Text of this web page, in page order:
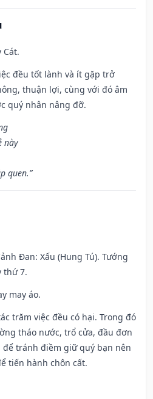
Cát.
đều tốt lành và ít gặp trở
thuận lợi, cùng với đó âm
quý nhân nâng đỡ.
này
quen.”
Đan: Xấu (Hung Tú). Tướng
thứ 7.
may áo.
trăm việc đều có hại. Trong đó
tháo nước, trổ cửa, đầu đơn
để tránh điềm giữ quý bạn nên
tiến hành chôn cất.